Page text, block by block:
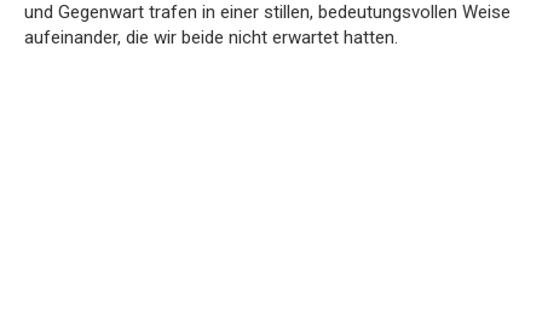
und Gegenwart trafen in einer stillen, bedeutungsvollen Weise
aufeinander, die wir beide nicht erwartet hatten.